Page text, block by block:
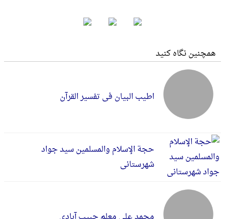
همچنین نگاه کنید
اطیب البیان فی تفسیر القرآن
حجة الإسلام والمسلمین سید جواد
شهرستانی